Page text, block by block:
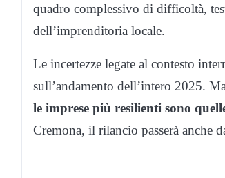
quadro complessivo di difficoltà,
dell’imprenditoria locale.
Le incertezze legate al contesto
sull’andamento dell’intero 2025.
le imprese più resilienti sono
Cremona, il rilancio passerà anche